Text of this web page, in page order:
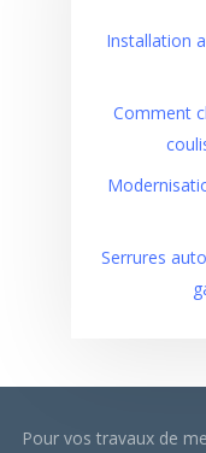
Installation
Comment
Serrures
Pour vos travaux de